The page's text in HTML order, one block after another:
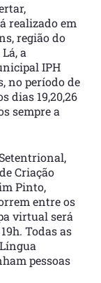
realizado em
região do
a
IPH
no período de
dias 19,20,26
sempre a
Criação
Pinto,
entre os
virtual será
Todas as
pessoas